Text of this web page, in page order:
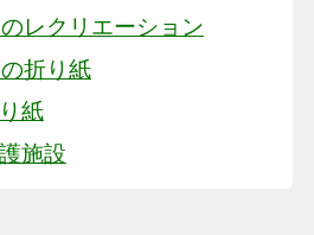
レクリエーション
折り紙
紙
施設